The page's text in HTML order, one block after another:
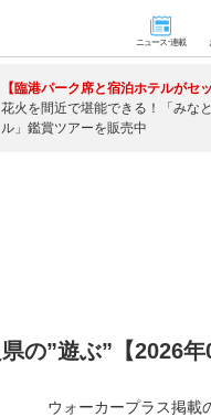
ニュース･連載
【臨港パーク席と宿泊ホテルがセッ
花火を間近で堪能できる！「みな
ル」鑑賞ツアーを販売中
の”遊ぶ”【2026年
ウォーカープラス掲載